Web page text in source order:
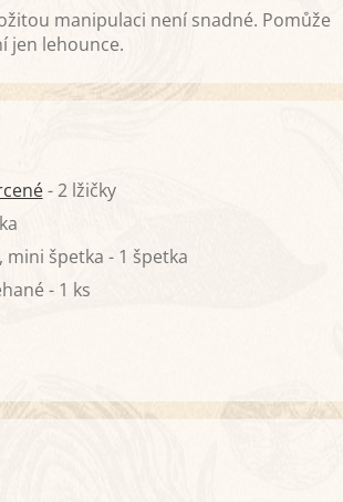
manipulaci není snadné. Pomůže
jen lehounce.
- 2 lžičky
mini špetka - 1 špetka
- 1 ks